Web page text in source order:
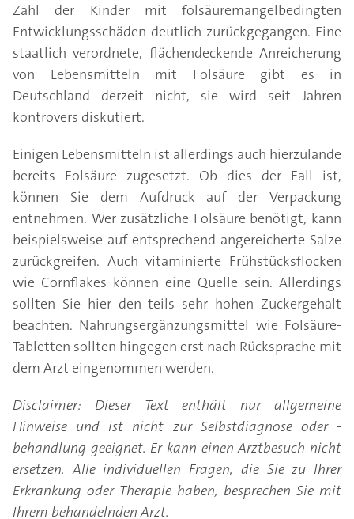
Zahl der Kinder mit folsäuremangelbedingten
Entwicklungsschäden deutlich zurückgegangen. Eine
staatlich verordnete, flächendeckende Anreicherung
von Lebensmitteln mit Folsäure gibt es in
Deutschland derzeit nicht, sie wird seit Jahren
kontrovers diskutiert.
Einigen Lebensmitteln ist allerdings auch hierzulande
bereits Folsäure zugesetzt. Ob dies der Fall ist,
können Sie dem Aufdruck auf der Verpackung
entnehmen. Wer zusätzliche Folsäure benötigt, kann
beispielsweise auf entsprechend angereicherte Salze
zurückgreifen. Auch vitaminierte Frühstücksflocken
wie Cornflakes können eine Quelle sein. Allerdings
sollten Sie hier den teils sehr hohen Zuckergehalt
beachten. Nahrungsergänzungsmittel wie Folsäure-
Tabletten sollten hingegen erst nach Rücksprache mit
dem Arzt eingenommen werden.
Disclaimer: Dieser Text enthält nur allgemeine
Hinweise und ist nicht zur Selbstdiagnose oder -
behandlung geeignet. Er kann einen Arztbesuch nicht
ersetzen. Alle individuellen Fragen, die Sie zu Ihrer
Erkrankung oder Therapie haben, besprechen Sie mit
Ihrem behandelnden Arzt.